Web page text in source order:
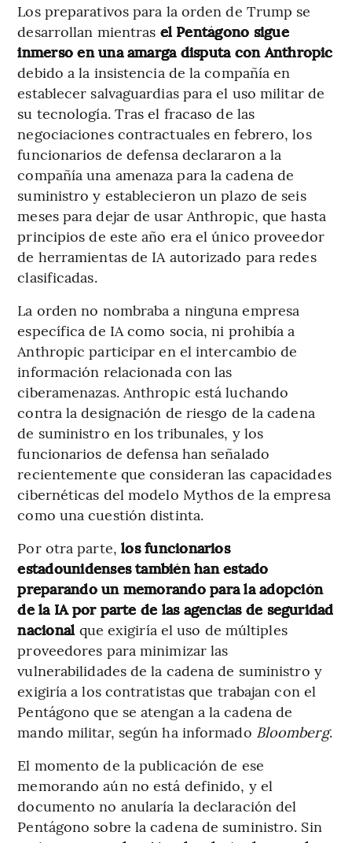
Los preparativos para la orden de Trump se
desarrollan mientras el Pentágono sigue
inmerso en una amarga disputa con Anthropic
debido a la insistencia de la compañía en
establecer salvaguardias para el uso militar de
su tecnología. Tras el fracaso de las
negociaciones contractuales en febrero, los
funcionarios de defensa declararon a la
compañía una amenaza para la cadena de
suministro y establecieron un plazo de seis
meses para dejar de usar Anthropic, que hasta
principios de este año era el único proveedor
de herramientas de IA autorizado para redes
clasificadas.
La orden no nombraba a ninguna empresa
específica de IA como socia, ni prohibía a
Anthropic participar en el intercambio de
información relacionada con las
ciberamenazas. Anthropic está luchando
contra la designación de riesgo de la cadena
de suministro en los tribunales, y los
funcionarios de defensa han señalado
recientemente que consideran las capacidades
cibernéticas del modelo Mythos de la empresa
como una cuestión distinta.
Por otra parte, los funcionarios
estadounidenses también han estado
preparando un memorando para la adopción
de la IA por parte de las agencias de seguridad
nacional que exigiría el uso de múltiples
proveedores para minimizar las
vulnerabilidades de la cadena de suministro y
exigiría a los contratistas que trabajan con el
Pentágono que se atengan a la cadena de
mando militar, según ha informado Bloomberg.
El momento de la publicación de ese
memorando aún no está definido, y el
documento no anularía la declaración del
Pentágono sobre la cadena de suministro. Sin